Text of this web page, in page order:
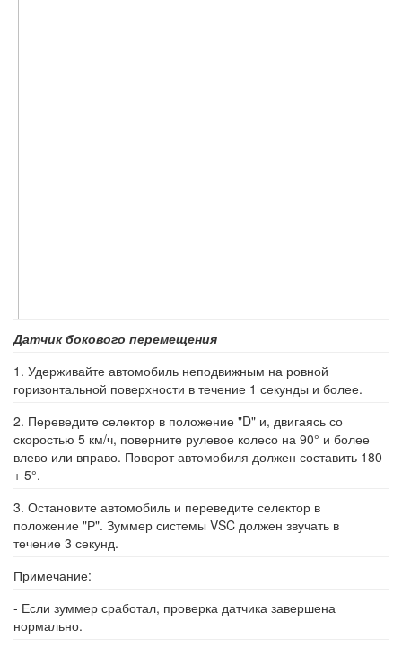
Датчик бокового перемещения
1. Удерживайте автомобиль неподвижным на ровной
горизонтальной поверхности в течение 1 секунды и более.
2. Переведите селектор в положение "D" и, двигаясь со
скоростью 5 км/ч, поверните рулевое колесо на 90° и более
влево или вправо. Поворот автомобиля должен составить 180
+ 5°.
3. Остановите автомобиль и переведите селектор в
положение "Р". Зуммер системы VSC должен звучать в
течение 3 секунд.
Примечание:
- Если зуммер сработал, проверка датчика завершена
нормально.